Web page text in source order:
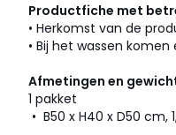
Productfiche met
• Herkomst van de
• Bij het wassen
Afmetingen en
1 pakket
• B50 x H40 x D50 cm,